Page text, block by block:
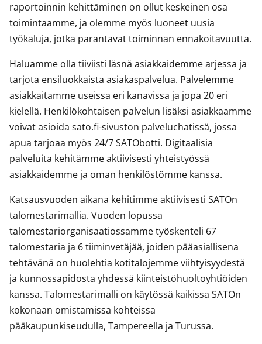
raportoinnin kehittäminen on ollut keskeinen osa
toimintaamme, ja olemme myös luoneet uusia
työkaluja, jotka parantavat toiminnan ennakoitavuutta.
Haluamme olla tiiviisti läsnä asiakkaidemme arjessa ja
tarjota ensiluokkaista asiakaspalvelua. Palvelemme
asiakkaitamme useissa eri kanavissa ja jopa 20 eri
kielellä. Henkilökohtaisen palvelun lisäksi asiakkaamme
voivat asioida sato.fi-sivuston palveluchatissä, jossa
apua tarjoaa myös 24/7 SATObotti. Digitaalisia
palveluita kehitämme aktiivisesti yhteistyössä
asiakkaidemme ja oman henkilöstömme kanssa.
Katsausvuoden aikana kehitimme aktiivisesti SATOn
talomestarimallia. Vuoden lopussa
talomestariorganisaatiossamme työskenteli 67
talomestaria ja 6 tiiminvetäjää, joiden pääasiallisena
tehtävänä on huolehtia kotitalojemme viihtyisyydestä
ja kunnossapidosta yhdessä kiinteistöhuoltoyhtiöiden
kanssa. Talomestarimalli on käytössä kaikissa SATOn
kokonaan omistamissa kohteissa
pääkaupunkiseudulla, Tampereella ja Turussa.